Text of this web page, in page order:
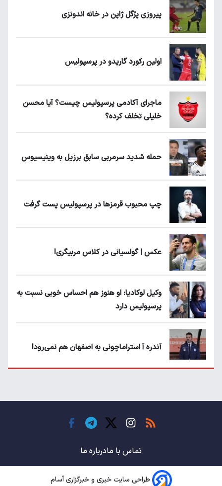
پیروزی پرُگل ژاپن در خانه اندونزی
اولین رکورد گاریدو در پرسپولیس
ماجرای آکادمی پرسپولیس چیست؟ آیا محسن
خلیلی تخلف کرده؟
حمله شدید سرمربی سابق برزیل به وینیسیوس
چپ محبوب قرمزها در پرسپولیس پست گرفت
عکس | گولسیانی در کلاس مربیگری!
وکیل لوکادیا: او هنوز هم احساس خوبی نسبت به
پرسپولیس دارد
آندره آ استراماچونی به اصفهان هم نمی‌رود!
حسن روی هوا!
باشگاه های جهان
تماس با مادرباره ما
طراحی سایت خبری و خبرگزاری آسام